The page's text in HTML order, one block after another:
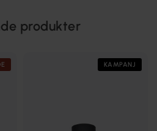
produkter
KAMPANJ